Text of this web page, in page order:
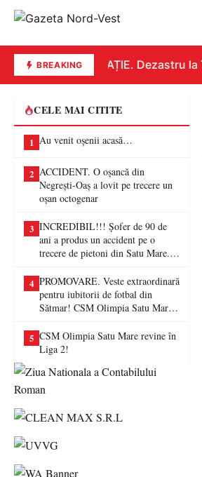
BREAKINGEDUCAȚIE. Dezastru la
CELE MAI CITITE
1 Au venit oșenii acasă…
2 ACCIDENT. O oșancă din
Negrești-Oaș a lovit pe trecere un
oșan octogenar
3 INCREDIBIL!!! Șofer de 90 de
ani a produs un accident pe o
trecere de pietoni din Satu Mare. O
4 PROMOVARE. Veste extraordinară
pentru iubitorii de fotbal din
Sătmar! CSM Olimpia Satu Mare
5 CSM Olimpia Satu Mare revine în
Liga 2!